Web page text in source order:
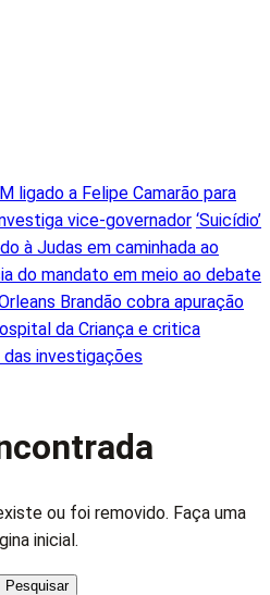
ligado a Felipe Camarão para
vice-governador ‘Suicídio’
à Judas em caminhada ao
do mandato em meio ao debate
Brandão cobra apuração
da Criança e critica
investigações
ou foi removido. Faça uma
inicial.
Pesquisar